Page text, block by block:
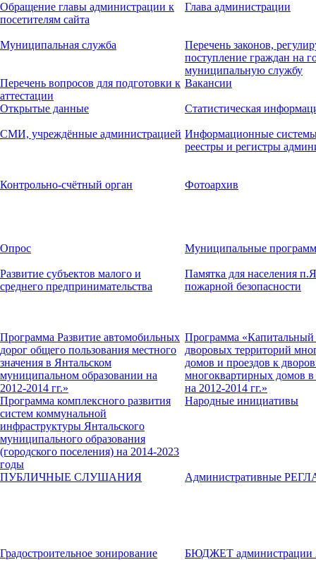
Обращение главы администрации к
посетителям сайта
Глава администрации
Муниципальная служба
Перечень законов,
поступление граждан на
муниципальную службу
Перечень вопросов для подготовки к
аттестации
Вакансии
Открытые данные Статистическая
СМИ, учреждённые администрацией Информационные
реестры и регистры
Контрольно-счётный орган Фотоархив
Опрос Муниципальные
Развитие субъектов малого и
среднего предпринимательства
Памятка для населения
пожарной безопасности
Программа Развитие автомобильных
дорог общего пользования местного
значения в Янтальском
муниципальном образовании на
2012-2014 гг.»
Программа «Капитальный
дворовых территорий
домов и проездов к
многоквартирных домов в
на 2012-2014 гг.»
Программа комплексного развития
систем коммунальной
инфраструктуры Янтальского
муниципального образования
(городского поселения) на 2014-2023
годы
Народные инициативы
ПУБЛИЧНЫЕ СЛУШАНИЯ Административные
Градостроительное зонирование БЮДЖЕТ